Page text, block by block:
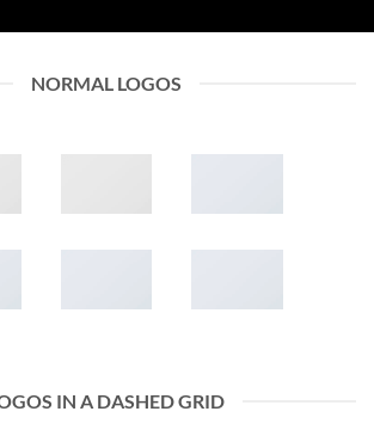
NORMAL LOGOS
IN A DASHED GRID